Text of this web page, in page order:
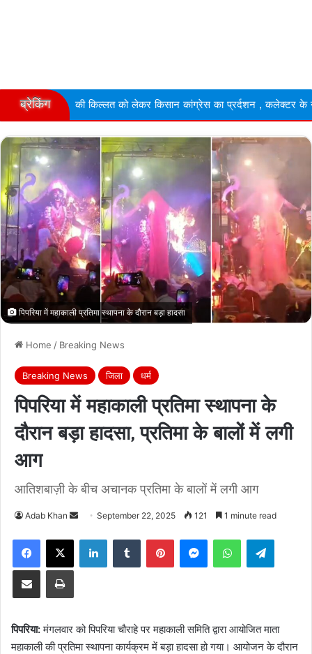
ब्रेकिंग
को लेकर किसान कांग्रेस का प्रर्दशन , कलेक्टर के नाम ज्ञापन सौपा
पिपरिया में महाकाली प्रतिमा स्थापना के दौरान बड़ा हादसा
Home / Breaking News
Breaking News जिला धर्म
पिपरिया में महाकाली प्रतिमा स्थापना के
दौरान बड़ा हादसा, प्रतिमा के बालों में लगी
आग
आतिशबाज़ी के बीच अचानक प्रतिमा के बालों में लगी आग
Adab Khan
Send
email
September 22, 2025 121 1 minute read
Facebook
X LinkedInTumblr PinterestMessengerWhatsApp
Share via Email Print
पिपरिया:मंगलवार को पिपरिया चौराहे पर महाकाली समिति द्वारा आयोजित माता
महाकाली की प्रतिमा स्थापना कार्यक्रम में बड़ा हादसा हो गया। आयोजन के दौरान